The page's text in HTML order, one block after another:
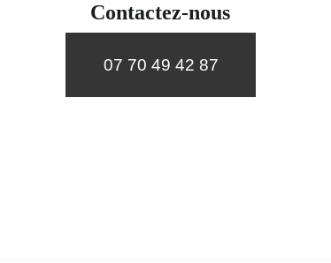
Contactez-nous
07 70 49 42 87